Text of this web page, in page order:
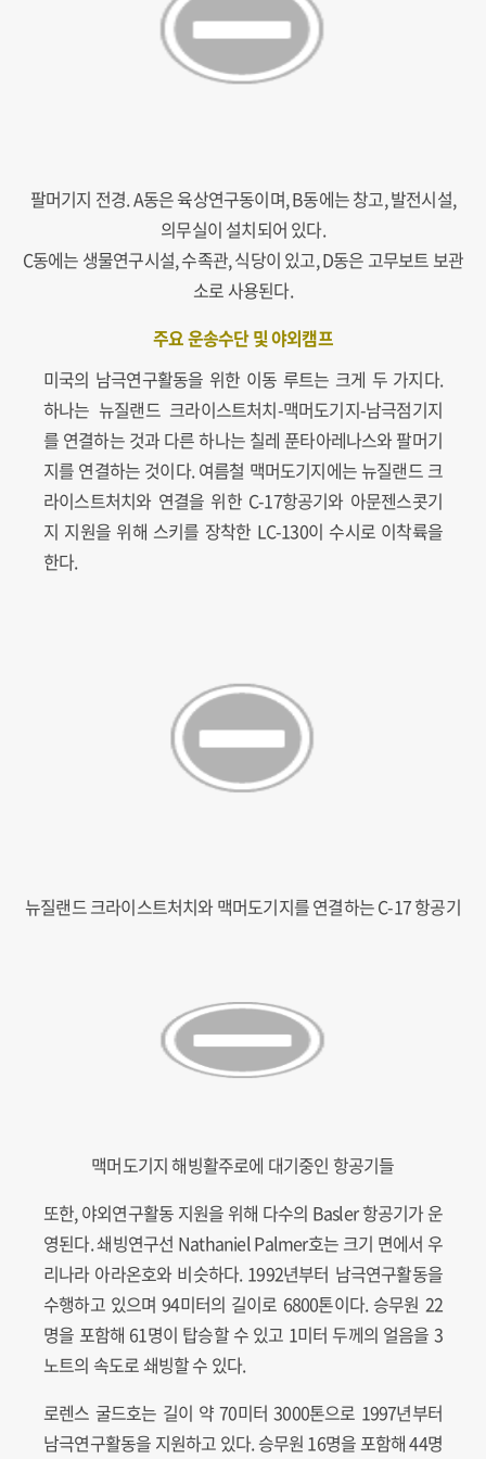
팔머기지 전경. A동은 육상연구동이며, B동에는 창고, 발전시설,
의무실이 설치되어 있다.
C동에는 생물연구시설, 수족관, 식당이 있고, D동은 고무보트 보관
소로 사용된다.
주요 운송수단 및 야외캠프
미국의 남극연구활동을 위한 이동 루트는 크게 두 가지다.
하나는 뉴질랜드 크라이스트처치-맥머도기지-남극점기지
를 연결하는 것과 다른 하나는 칠레 푼타아레나스와 팔머기
지를 연결하는 것이다. 여름철 맥머도기지에는 뉴질랜드 크
라이스트처치와 연결을 위한 C-17항공기와 아문젠스콧기
지 지원을 위해 스키를 장착한 LC-130이 수시로 이착륙을
한다.
뉴질랜드 크라이스트처치와 맥머도기지를 연결하는 C-17 항공기
맥머도기지 해빙활주로에 대기중인 항공기들
또한, 야외연구활동 지원을 위해 다수의 Basler 항공기가 운
영된다. 쇄빙연구선 Nathaniel Palmer호는 크기 면에서 우
리나라 아라온호와 비슷하다. 1992년부터 남극연구활동을
수행하고 있으며 94미터의 길이로 6800톤이다. 승무원 22
명을 포함해 61명이 탑승할 수 있고 1미터 두께의 얼음을 3
노트의 속도로 쇄빙할 수 있다.
로렌스 굴드호는 길이 약 70미터 3000톤으로 1997년부터
남극연구활동을 지원하고 있다. 승무원 16명을 포함해 44명